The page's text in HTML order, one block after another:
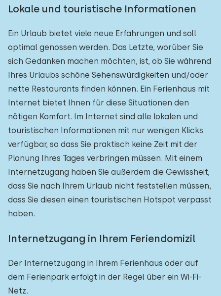
Lokale und touristische Informationen
Ein Urlaub bietet viele neue Erfahrungen und soll
optimal genossen werden. Das Letzte, worüber Sie
sich Gedanken machen möchten, ist, ob Sie während
Ihres Urlaubs schöne Sehenswürdigkeiten und/oder
nette Restaurants finden können. Ein Ferienhaus mit
Internet bietet Ihnen für diese Situationen den
nötigen Komfort. Im Internet sind alle lokalen und
touristischen Informationen mit nur wenigen Klicks
verfügbar, so dass Sie praktisch keine Zeit mit der
Planung Ihres Tages verbringen müssen. Mit einem
Internetzugang haben Sie außerdem die Gewissheit,
dass Sie nach Ihrem Urlaub nicht feststellen müssen,
dass Sie diesen einen touristischen Hotspot verpasst
haben.
Internetzugang in Ihrem Feriendomizil
Der Internetzugang in Ihrem Ferienhaus oder auf
dem Ferienpark erfolgt in der Regel über ein Wi-Fi-
Netz.